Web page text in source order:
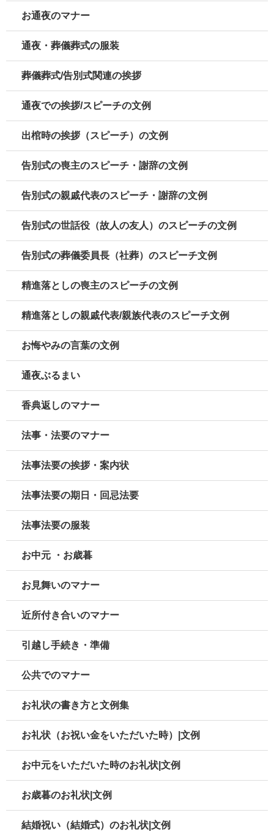
お通夜のマナー
通夜・葬儀葬式の服装
葬儀葬式/告別式関連の挨拶
通夜での挨拶/スピーチの文例
出棺時の挨拶（スピーチ）の文例
告別式の喪主のスピーチ・謝辞の文例
告別式の親戚代表のスピーチ・謝辞の文例
告別式の世話役（故人の友人）のスピーチの文例
告別式の葬儀委員長（社葬）のスピーチ文例
精進落としの喪主のスピーチの文例
精進落としの親戚代表/親族代表のスピーチ文例
お悔やみの言葉の文例
通夜ぶるまい
香典返しのマナー
法事・法要のマナー
法事法要の挨拶・案内状
法事法要の期日・回忌法要
法事法要の服装
お中元 ・お歳暮
お見舞いのマナー
近所付き合いのマナー
引越し手続き・準備
公共でのマナー
お礼状の書き方と文例集
お礼状（お祝い金をいただいた時）|文例
お中元をいただいた時のお礼状|文例
お歳暮のお礼状|文例
結婚祝い（結婚式）のお礼状|文例